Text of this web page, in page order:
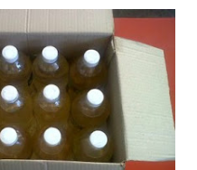
DI
SUMATERA